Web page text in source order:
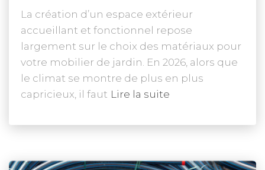
La création d’un espace extérieur
accueillant et fonctionnel repose
largement sur le choix des matériaux pour
votre mobilier de jardin. En 2026, alors que
le climat se montre de plus en plus
capricieux, il faut Lire la suite